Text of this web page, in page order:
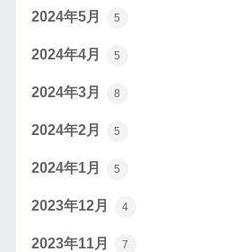
2024年5月 5
2024年4月 5
2024年3月 8
2024年2月 5
2024年1月 5
2023年12月 4
2023年11月 7